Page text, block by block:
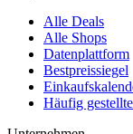
Alle Deals
Alle Shops
Datenplattform
Bestpreissiegel
Häufig